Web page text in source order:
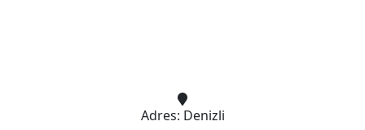
Adres: Denizli